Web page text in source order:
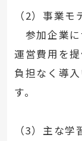
（2）事業モ
参加企業に
運営費用を
負担なく導
す。
（3）主な学